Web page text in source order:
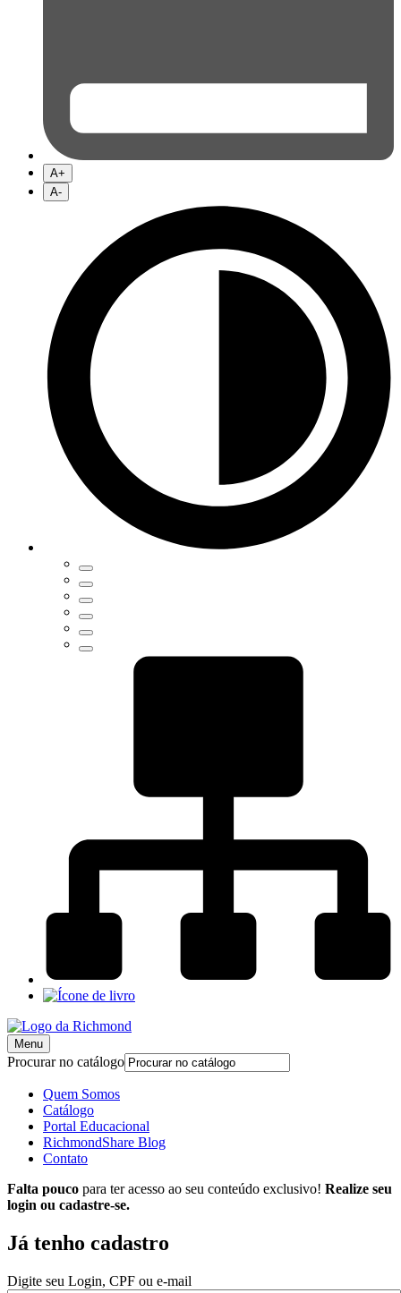
A+
A-
Menu
Procurar no catálogo
Quem Somos
Catálogo
Portal Educacional
RichmondShare Blog
Contato
Falta pouco para ter acesso ao seu conteúdo exclusivo! Realize seu
login ou cadastre-se.
Já tenho cadastro
Digite seu Login, CPF ou e-mail